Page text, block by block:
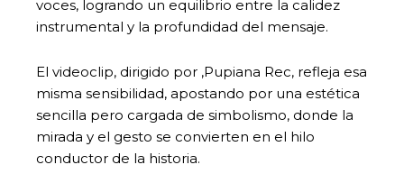
voces, logrando un equilibrio entre la calidez
instrumental y la profundidad del mensaje.
El videoclip, dirigido por ,Pupiana Rec, refleja esa
misma sensibilidad, apostando por una estética
sencilla pero cargada de simbolismo, donde la
mirada y el gesto se convierten en el hilo
conductor de la historia.